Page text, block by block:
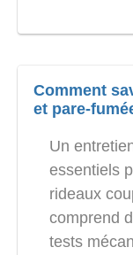
Comment
et pare-
Un
essentiels
rideaux
comprend
tests